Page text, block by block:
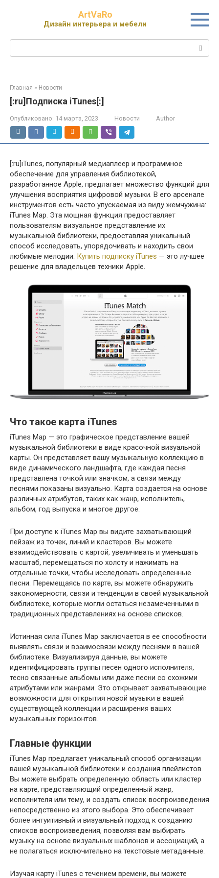
ArtVaRo
Дизайн интерьера и мебели
Главная » Новости
[:ru]Подписка iTunes[:]
Опубликовано: 14 марта, 2023 Новости Author
[:ru]iTunes, популярный медиаплеер и программное
обеспечение для управления библиотекой,
разработанное Apple, предлагает множество функций для
улучшения восприятия цифровой музыки. В его арсенале
инструментов есть часто упускаемая из виду жемчужина:
iTunes Map. Эта мощная функция предоставляет
пользователям визуальное представление их
музыкальной библиотеки, предоставляя уникальный
способ исследовать, упорядочивать и находить свои
любимые мелодии. Купить подписку iTunes — это лучшее
решение для владельцев техники Apple.
Что такое карта iTunes
iTunes Map — это графическое представление вашей
музыкальной библиотеки в виде красочной визуальной
карты. Он представляет вашу музыкальную коллекцию в
виде динамического ландшафта, где каждая песня
представлена точкой или значком, а связи между
песнями показаны визуально. Карта создается на основе
различных атрибутов, таких как жанр, исполнитель,
альбом, год выпуска и многое другое.
При доступе к iTunes Map вы видите захватывающий
пейзаж из точек, линий и кластеров. Вы можете
взаимодействовать с картой, увеличивать и уменьшать
масштаб, перемещаться по холсту и нажимать на
отдельные точки, чтобы исследовать определенные
песни. Перемещаясь по карте, вы можете обнаружить
закономерности, связи и тенденции в своей музыкальной
библиотеке, которые могли остаться незамеченными в
традиционных представлениях на основе списков.
Истинная сила iTunes Map заключается в ее способности
выявлять связи и взаимосвязи между песнями в вашей
библиотеке. Визуализируя данные, вы можете
идентифицировать группы песен одного исполнителя,
тесно связанные альбомы или даже песни со схожими
атрибутами или жанрами. Это открывает захватывающие
возможности для открытия новой музыки в вашей
существующей коллекции и расширения ваших
музыкальных горизонтов.
Главные функции
iTunes Map предлагает уникальный способ организации
вашей музыкальной библиотеки и создания плейлистов.
Вы можете выбрать определенную область или кластер
на карте, представляющий определенный жанр,
исполнителя или тему, и создать список воспроизведения
непосредственно из этого выбора. Это обеспечивает
более интуитивный и визуальный подход к созданию
списков воспроизведения, позволяя вам выбирать
музыку на основе визуальных шаблонов и ассоциаций, а
не полагаться исключительно на текстовые метаданные.
Изучая карту iTunes с течением времени, вы можете